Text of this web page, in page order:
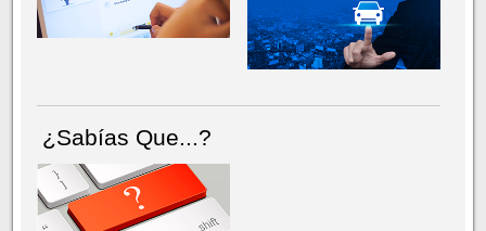
¿Sabías Que...?